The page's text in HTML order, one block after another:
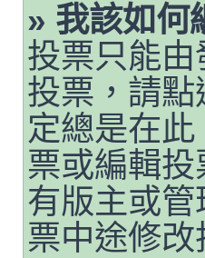
» 我該如何
投票只能
投票，請
定總是在
票或編輯
有版主或
票中途修改